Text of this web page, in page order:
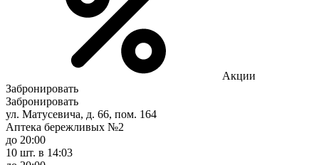
Акции
Забронировать
Забронировать
ул. Матусевича, д. 66, пом. 164
Аптека бережливых №2
до 20:00
10 шт. в 14:03